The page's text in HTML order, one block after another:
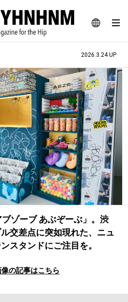
JA
EN
BLOG SNAP
ルチャー、ライフスタイルWEBマガジン
#憧れの逸品
#古着サミット
マイナーグッド図鑑
#MONTHLY JOURNAL
フイナムのYouTube
IT #AH.H
#MUSIC #MOVIE
#OUTDOOR
HANDBOOK
2026.3.24 UP
ブゾーブ あぶぞーぶ」。渋
交差点に突如現れた、ニュ
スタンドにご注目を。
の記事はこちら